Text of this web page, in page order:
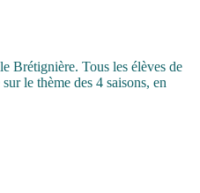
Brétignière. Tous les élèves de
le thème des 4 saisons, en